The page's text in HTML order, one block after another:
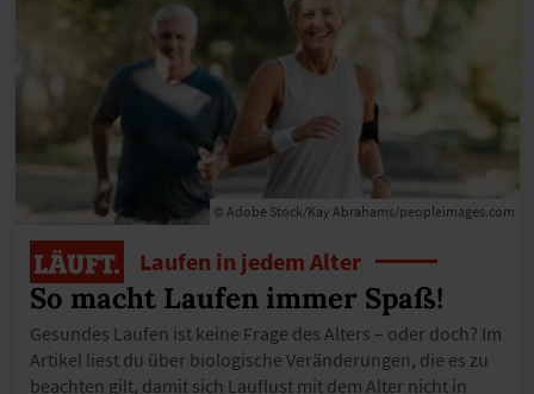
© Adobe Stock/Kay Abrahams/peopleimages.com
Laufen in jedem Alter
So macht Laufen immer Spaß!
Gesundes Laufen ist keine Frage des Alters – oder doch? Im
Artikel liest du über biologische Veränderungen, die es zu
beachten gilt, damit sich Lauflust mit dem Alter nicht in